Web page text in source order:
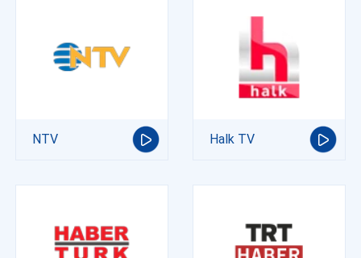
NTV Halk TV